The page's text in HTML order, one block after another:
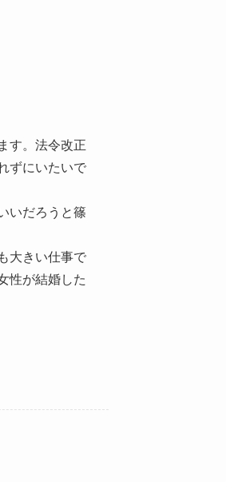
す。法令改正
ずにいたいで
いだろうと篠
大きい仕事で
性が結婚した